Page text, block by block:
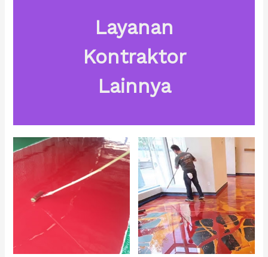
Layanan
Kontraktor
Lainnya